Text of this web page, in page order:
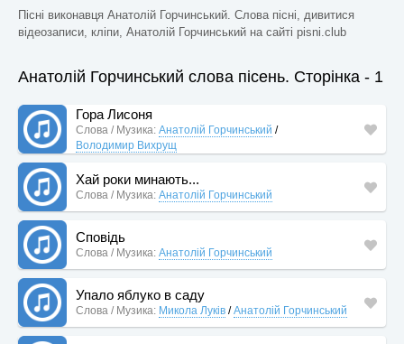
Пісні виконавця Анатолій Горчинський. Слова пісні, дивитися
відеозаписи, кліпи, Анатолій Горчинський на сайті pisni.club
Анатолій Горчинський слова пісень. Сторінка - 1
Гора Лисоня
Слова / Музика: Анатолій Горчинський /
Володимир Вихрущ
Хай роки минають...
Слова / Музика: Анатолій Горчинський
Сповідь
Слова / Музика: Анатолій Горчинський
Упало яблуко в саду
Слова / Музика: Микола Луків /Анатолій Горчинський